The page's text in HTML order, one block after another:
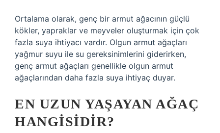
Ortalama olarak, genç bir armut ağacının güçlü
kökler, yapraklar ve meyveler oluşturmak için çok
fazla suya ihtiyacı vardır. Olgun armut ağaçları
yağmur suyu ile su gereksinimlerini giderirken,
genç armut ağaçları genellikle olgun armut
ağaçlarından daha fazla suya ihtiyaç duyar.
EN UZUN YAŞAYAN AĞAÇ
HANGISIDIR?